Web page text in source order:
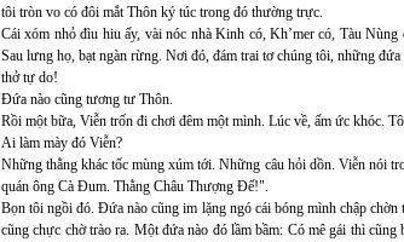
tôi tròn vo có đôi mắt Thôn ký túc trong đó thường trực.
Cái xóm nhỏ đìu hiu ấy, vài nóc nhà Kinh có, Kh’mer có, Tàu
Sau lưng họ, bạt ngàn rừng. Nơi đó, đám trai tơ chúng tôi, những
thở tự do!
Đứa nào cũng tương tư Thôn.
Rồi một bữa, Viễn trốn đi chơi đêm một mình. Lúc về, ấm ức khóc.
Ai làm mày đó Viễn?
Những thằng khác tốc mùng xúm tới. Những câu hỏi dồn. Viễn nói
quán ông Cà Đum. Thằng Châu Thượng Đế!".
Bọn tôi ngồi đó. Đứa nào cũng im lặng ngó cái bóng mình chập
cũng chực chờ trào ra. Một đứa nào đó lầm bầm: Có mê gái thì